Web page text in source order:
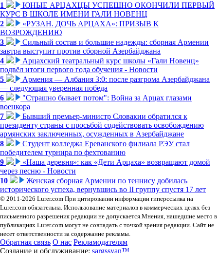
1
ЮНЫЕ АРЦАХЦЫ УСПЕШНО ОКОНЧИЛИ ПЕРВЫЙ
КУРС В ШКОЛЕ ИМЕНИ ГАЛИ НОВЕНЦ
2
«РУЗАН. ДОЧЬ АРЦАХА»: ПРИЗЫВ К
ВОЗРОЖДЕНИЮ
3
Сильный состав и большие надежды: сборная Армении
завтра выступит против сборной Азербайджана
4
Арцахский театральный курс школы «Гали Новенц»
подвёл итоги первого года обучения - Новости
5
Армения — Албания 3:0: после разгрома Азербайджана
— следующая уверенная победа
6
"Страшно бывает потом": Война за Арцах глазами
военкора
7
Бывший премьер-министр Словакии обратился к
президенту страны с просьбой содействовать освобождению
армянских заключенных, осужденных в Азербайджане
8
Студент колледжа Ереванского филиала РЭУ стал
победителем турнира по фехтованию
9
«Наша деревня»: как «Дети Арцаха» возвращают домой
через песню - Новости
10
Женская сборная Армении по теннису добилась
исторического успеха, вернувшись во II группу спустя 17 лет
© 2011-2026 Lurer.com При цитировании информации гиперссылка на
Lurer.com обязательна. Использование материалов в коммерческих целях без
письменного разрешения редакции не допускается.Мнения, нашедшие место в
публикациях Lurer.com могут не совпадать с точкой зрения редакции. Сайт не
несет ответственности за содержание рекламы.
Обратная связь О нас Рекламодателям
Создание и обслуживание: sargssyan™